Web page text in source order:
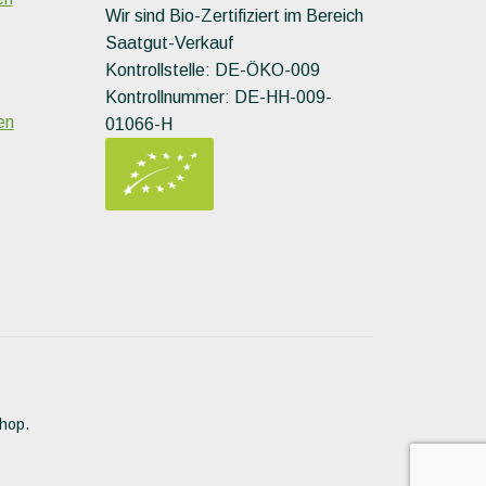
Wir sind Bio-Zertifiziert im Bereich
Saatgut-Verkauf
Kontrollstelle: DE-ÖKO-009
Kontrollnummer: DE-HH-009-
01066-H